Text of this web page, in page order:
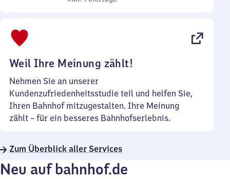
Weil Ihre Meinung zählt!
Nehmen Sie an unserer
Kundenzufriedenheitsstudie teil und helfen Sie,
Ihren Bahnhof mitzugestalten. Ihre Meinung
zählt – für ein besseres Bahnhofserlebnis.
Zum Überblick aller Services
Neu auf bahnhof.de